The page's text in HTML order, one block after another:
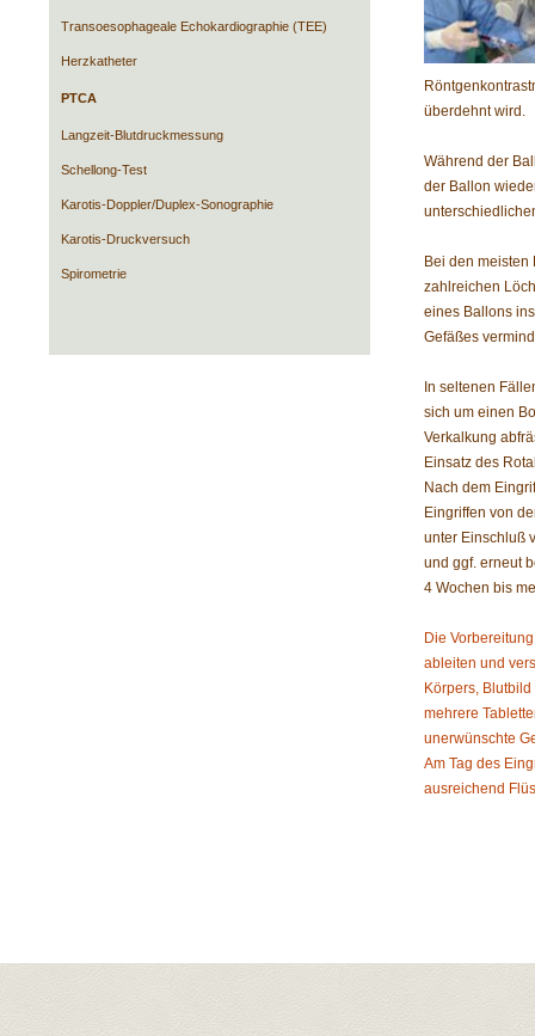
überdehnt wird.
Während der
der Ballon
Bei den
zahlreichen
eines Ballons
Gefäßes
In seltenen
sich um einen
Verkalkung
Einsatz des
Nach dem
Eingriffen von
unter Einschluß
und ggf. erneut
4 Wochen bis
Die
ableiten und
Körpers,
mehrere
unerwünschte
Am Tag des
ausreichend
Transoesophageale Echokardiographie (TEE)
Herzkatheter
PTCA
Langzeit-Blutdruckmessung
Schellong-Test
Karotis-Doppler/Duplex-Sonographie
Karotis-Druckversuch
Spirometrie